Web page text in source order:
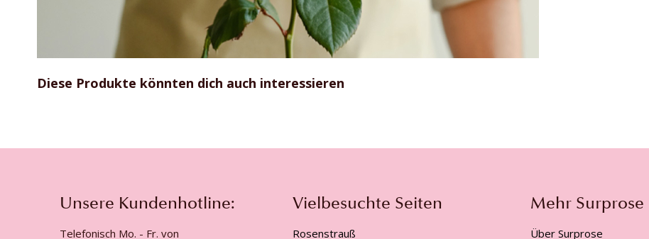
Anfang
Diese Produkte könnten dich auch interessieren
Unsere Kundenhotline:
Telefonisch Mo. - Fr. von
Vielbesuchte Seiten
Rosenstrauß
Mehr Surprose
Über Surprose